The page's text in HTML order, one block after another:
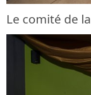
Le comité de